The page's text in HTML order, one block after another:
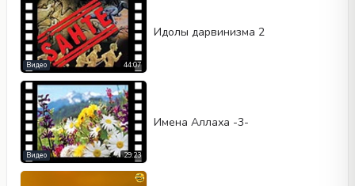
44:07
Видео
Идолы дарвинизма 2
29:23
Видео
Имена Аллаха -3-